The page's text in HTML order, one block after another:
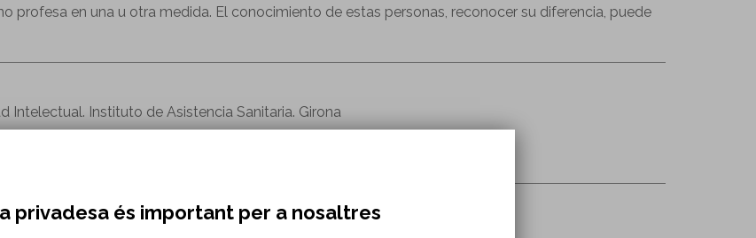
profesa en una u otra medida. El conocimiento de estas personas, reconocer su diferencia, puede
Intelectual. Instituto de Asistencia Sanitaria. Girona
privadesa és important per a nosaltres